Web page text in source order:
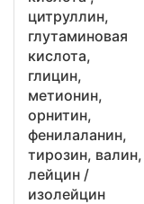
цитруллин,
глутаминовая
кислота,
глицин,
метионин,
орнитин,
фенилаланин,
тирозин, валин,
лейцин /
изолейцин